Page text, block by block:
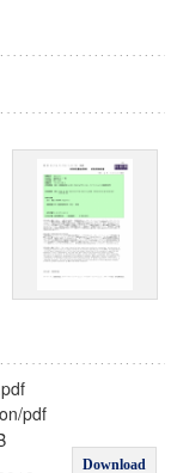
超成熟社会発展のサ
pdf
Download